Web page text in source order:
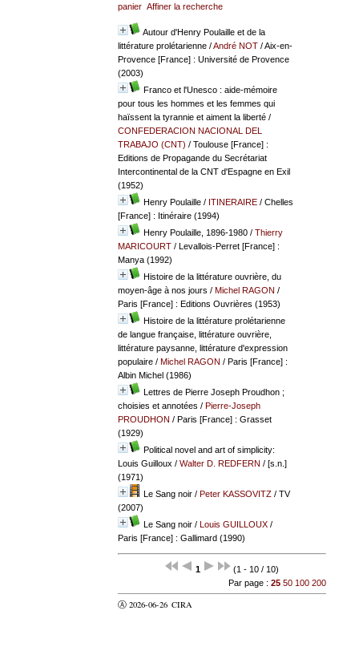
panier Affiner la recherche
Autour d'Henry Poulaille et de la
littérature prolétarienne/André NOT/ Aix-en-
Provence [France] : Université de Provence
(2003)
Franco et l'Unesco : aide-mémoire
pour tous les hommes et les femmes qui
haïssent la tyrannie et aiment la liberté/
CONFEDERACION NACIONAL DEL
TRABAJO (CNT) / Toulouse [France] :
Editions de Propagande du Secrétariat
Intercontinental de la CNT d'Espagne en Exil
(1952)
Henry Poulaille/ ITINERAIRE/ Chelles
[France] : Itinéraire (1994)
Henry Poulaille, 1896-1980/ Thierry
MARICOURT/ Levallois-Perret [France] :
Manya (1992)
Histoire de la littérature ouvrière, du
moyen-âge à nos jours / Michel RAGON /
Paris [France] : Editions Ouvrières (1953)
Histoire de la littérature prolétarienne
de langue française, littérature ouvrière,
littérature paysanne, littérature d'expression
populaire/ Michel RAGON / Paris [France] :
Albin Michel (1986)
Lettres de Pierre Joseph Proudhon ;
choisies et annotées / Pierre-Joseph
PROUDHON / Paris [France] : Grasset
(1929)
Political novel and art of simplicity:
Louis Guilloux / Walter D. REDFERN / [s.n.]
(1971)
Le Sang noir/ Peter KASSOVITZ/ TV
(2007)
Le Sang noir/ Louis GUILLOUX/
Paris [France] : Gallimard (1990)
1
(1 - 10 / 10)
Par page : 25 50 100 200
Ⓐ 2026-06-26 CIRA